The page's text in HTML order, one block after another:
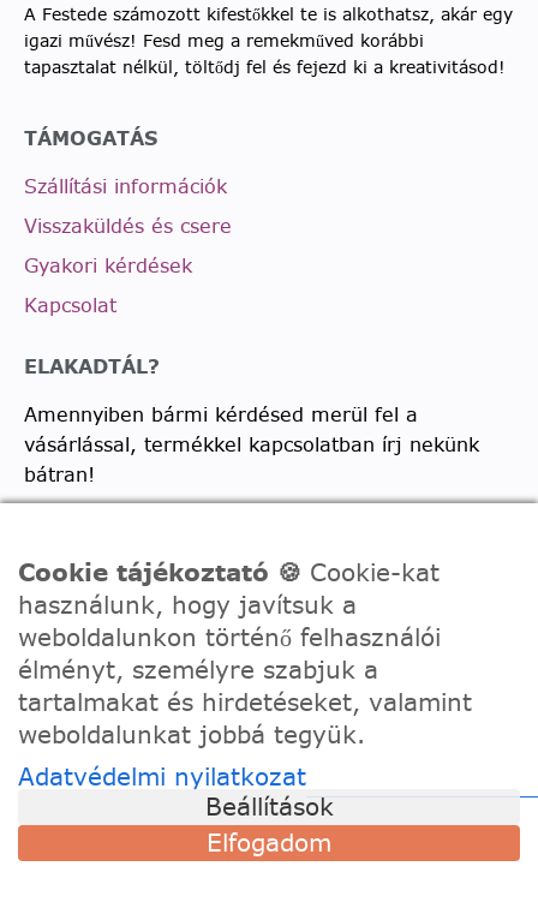
A Festede számozott kifestőkkel te is alkothatsz, akár egy
igazi művész! Fesd meg a remekműved korábbi
tapasztalat nélkül, töltődj fel és fejezd ki a kreativitásod!
TÁMOGATÁS
Szállítási információk
Visszaküldés és csere
Gyakori kérdések
Kapcsolat
ELAKADTÁL?
Amennyiben bármi kérdésed merül fel a
vásárlással, termékkel kapcsolatban írj nekünk
bátran!
Ügyfélszolgálati e-mail: hello@festede.hu
Egyedi képes számfestőkkel kapcsolatban:
egyedi@festede.hu
Facebook Messenger
Csatlakozz 19.000 fősFacebook csoportunkhoz!
Cookie tájékoztató 🍪 Cookie-kat
használunk, hogy javítsuk a
weboldalunkon történő felhasználói
élményt, személyre szabjuk a
tartalmakat és hirdetéseket, valamint
weboldalunkat jobbá tegyük.
Adatvédelmi nyilatkozat
Beállítások
Elfogadom